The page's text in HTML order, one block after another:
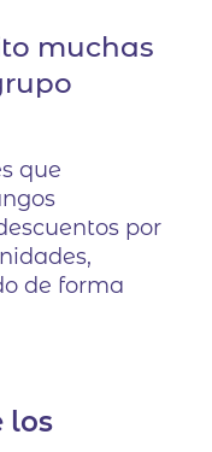
muchas
que
por
de forma
los